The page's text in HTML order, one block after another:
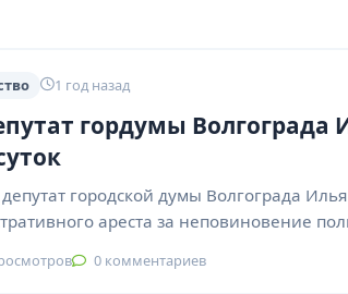
1 год назад
гордумы Волгограда
городской думы Волгограда
ареста за неповиновение
0 комментариев